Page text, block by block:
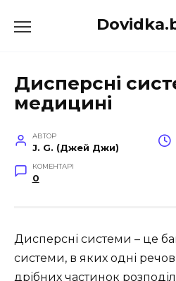
до
Дисперсні
медицині
АВТОР
J. G. (Джей Джи)
КОМЕНТАРІ
0
Дисперсні системи – це
системи, в яких одні
дрібних частинок